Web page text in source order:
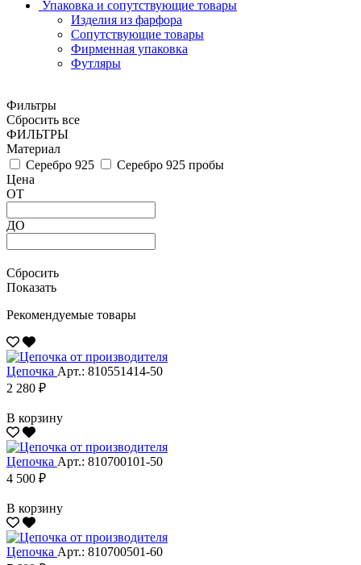
Упаковка и сопутствующие товары
Изделия из фарфора
Сопутствующие товары
Фирменная упаковка
Футляры
Фильтры
Сбросить все
ФИЛЬТРЫ
Материал
Серебро 925
Серебро 925 пробы
Цена
ОТ
ДО
Сбросить
Показать
Рекомендуемые товары
Цепочка Арт.: 810551414-50
2 280 ₽
В корзину
Цепочка Арт.: 810700101-50
4 500 ₽
В корзину
Цепочка Арт.: 810700501-60